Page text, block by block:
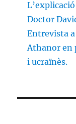
Doctor
Entrevista
Athanor en
i ucraïnès.